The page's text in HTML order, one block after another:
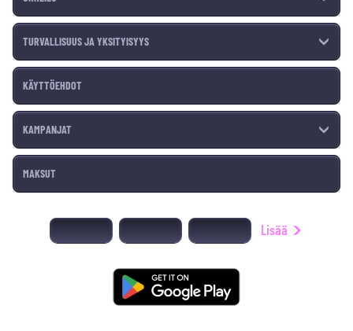
TURVALLISUUS JA YKSITYISYYS
KÄYTTÖEHDOT
KAMPANJAT
MAKSUT
Lisää